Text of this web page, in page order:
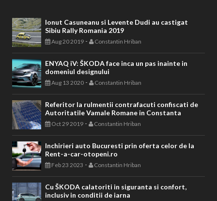
Ionut Casuneanu si Levente Dudi au castigat
Sibiu Rally Romania 2019
Aug 20 2019 - Constantin Hriban
ENYAQ iV: ŠKODA face inca un pas inainte in
domeniul designului
Aug 13 2020 - Constantin Hriban
Referitor la rulmentii contrafacuti confiscati de
Autoritatile Vamale Romane in Constanta
Oct 29 2019 - Constantin Hriban
Inchirieri auto Bucuresti prin oferta celor de la
Rent-a-car-otopeni.ro
Feb 23 2023 - Constantin Hriban
Cu ŠKODA calatoriti in siguranta si confort,
inclusiv in conditii de iarna